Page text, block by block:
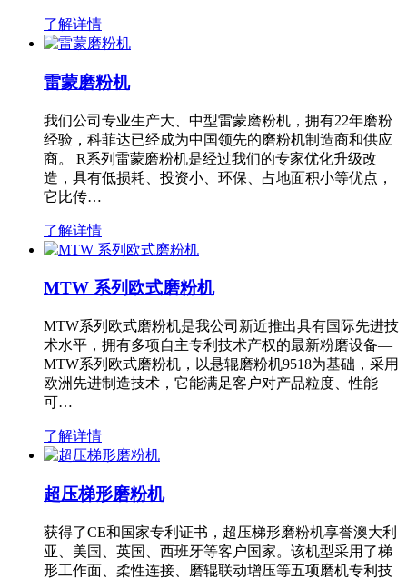
了解详情
雷蒙磨粉机
我们公司专业生产大、中型雷蒙磨粉机，拥有22年磨粉
经验，科菲达已经成为中国领先的磨粉机制造商和供应
商。 R系列雷蒙磨粉机是经过我们的专家优化升级改
造，具有低损耗、投资小、环保、占地面积小等优点，
它比传…
了解详情
MTW 系列欧式磨粉机
MTW系列欧式磨粉机是我公司新近推出具有国际先进技
术水平，拥有多项自主专利技术产权的最新粉磨设备—
MTW系列欧式磨粉机，以悬辊磨粉机9518为基础，采用
欧洲先进制造技术，它能满足客户对产品粒度、性能
可…
了解详情
超压梯形磨粉机
获得了CE和国家专利证书，超压梯形磨粉机享誉澳大利
亚、美国、英国、西班牙等客户国家。该机型采用了梯
形工作面、柔性连接、磨辊联动增压等五项磨机专利技